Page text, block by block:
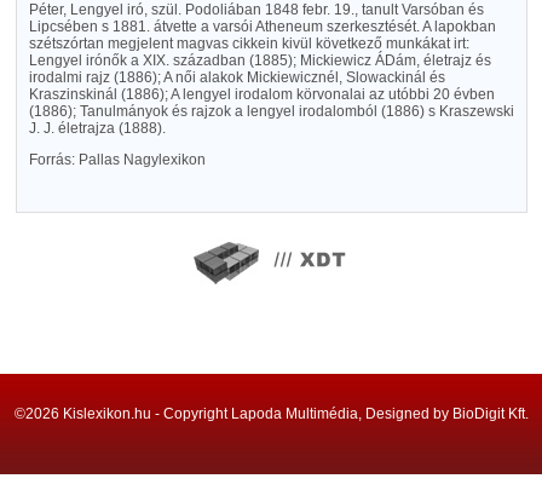
Péter, Lengyel iró, szül. Podoliában 1848 febr. 19., tanult Varsóban és
Lipcsében s 1881. átvette a varsói Atheneum szerkesztését. A lapokban
szétszórtan megjelent magvas cikkein kivül következő munkákat irt:
Lengyel irónők a XIX. században (1885); Mickiewicz ÁDám, életrajz és
irodalmi rajz (1886); A női alakok Mickiewicznél, Slowackinál és
Kraszinskinál (1886); A lengyel irodalom körvonalai az utóbbi 20 évben
(1886); Tanulmányok és rajzok a lengyel irodalomból (1886) s Kraszewski
J. J. életrajza (1888).
Forrás: Pallas Nagylexikon
©2026 Kislexikon.hu - Copyright Lapoda Multimédia, Designed by BioDigit Kft.